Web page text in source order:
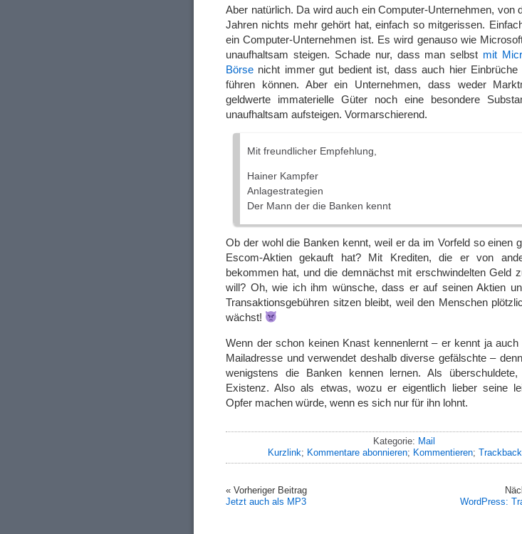
Aber natürlich. Da wird auch ein Computer-Unternehmen, von
Jahren nichts mehr gehört hat, einfach so mitgerissen.
ein Computer-Unternehmen ist. Es wird genauso wie
unaufhaltsam steigen. Schade nur, dass man selbst mit
Börse nicht immer gut bedient ist, dass auch hier Einbrüche
führen können. Aber ein Unternehmen, dass weder
geldwerte immaterielle Güter noch eine besondere
unaufhaltsam aufsteigen. Vormarschierend.
Mit freundlicher Empfehlung,
Hainer Kampfer
Anlagestrategien
Der Mann der die Banken kennt
Ob der wohl die Banken kennt, weil er da im Vorfeld so einen
Escom-Aktien gekauft hat? Mit Krediten, die er von
bekommen hat, und die demnächst mit erschwindelten Geld
will? Oh, wie ich ihm wünsche, dass er auf seinen Aktien
Transaktionsgebühren sitzen bleibt, weil den Menschen
wächst!
Wenn der schon keinen Knast kennenlernt – er kennt ja auch
Mailadresse und verwendet deshalb diverse gefälschte –
wenigstens die Banken kennen lernen. Als überschuldete,
Existenz. Also als etwas, wozu er eigentlich lieber seine
Opfer machen würde, wenn es sich nur für ihn lohnt.
Kategorie: Mail
Kurzlink; Kommentare abonnieren; Kommentieren;
« Vorheriger Beitrag
Jetzt auch als MP3
WordPress: